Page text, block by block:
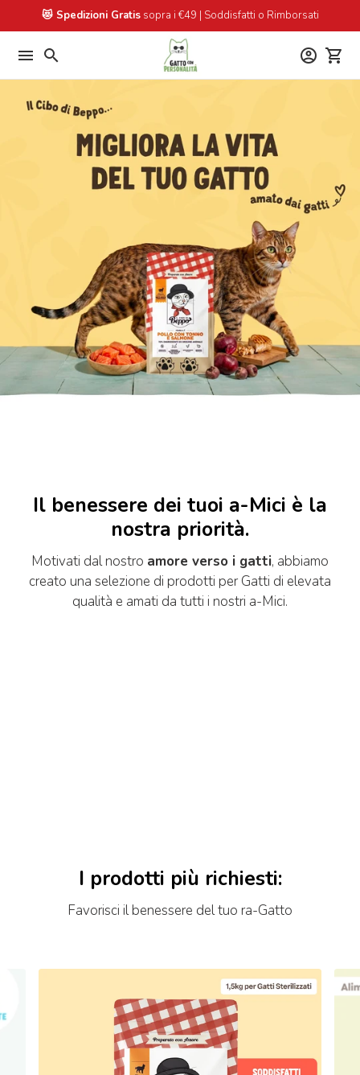
al
contenuto
😻 Spedizioni Gratissopra i €49 | Soddisfatti o Rimborsati
menu search account_circle shopping_cart
Il benessere dei tuoi a-Mici è la
nostra priorità.
Motivati dal nostro amore verso i gatti, abbiamo
creato una selezione di prodotti per Gatti di elevata
qualità e amati da tutti i nostri a-Mici.
I prodotti più richiesti:
Favorisci il benessere del tuo ra-Gatto